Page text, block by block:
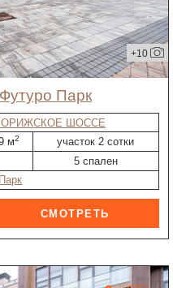
+10
Парк
ШОССЕ
м2
участок 2 сотки
5 спален